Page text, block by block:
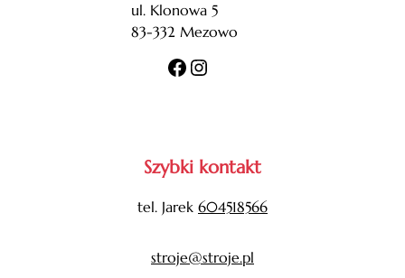
ul. Klonowa 5
83-332 Mezowo
Facebook
Instagram
Szybki kontakt
tel. Jarek 604518566
stroje@stroje.pl